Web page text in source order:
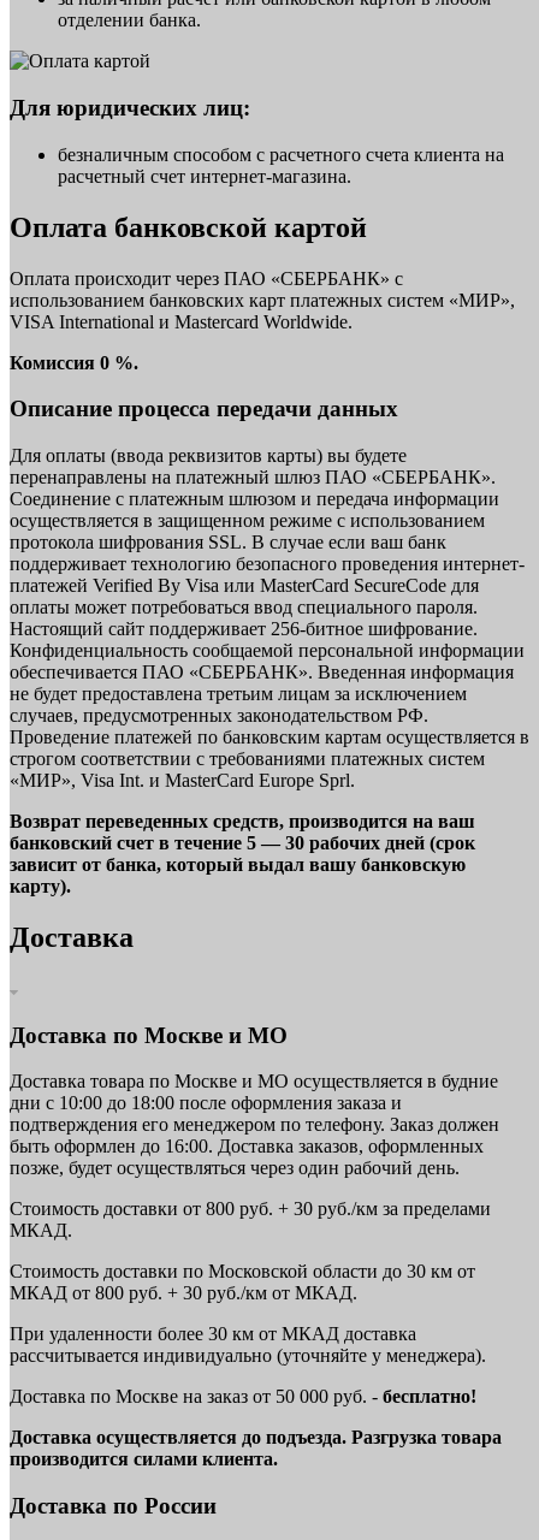
отделении банка.
Для юридических лиц:
безналичным способом с расчетного счета клиента на
расчетный счет интернет-магазина.
Оплата банковской картой
Оплата происходит через ПАО «СБЕРБАНК» с
использованием банковских карт платежных систем «МИР»,
VISA International и Mastercard Worldwide.
Комиссия 0 %.
Описание процесса передачи данных
Для оплаты (ввода реквизитов карты) вы будете
перенаправлены на платежный шлюз ПАО «СБЕРБАНК».
Соединение с платежным шлюзом и передача информации
осуществляется в защищенном режиме с использованием
протокола шифрования SSL. В случае если ваш банк
поддерживает технологию безопасного проведения интернет-
платежей Verified By Visa или MasterCard SecureCode для
оплаты может потребоваться ввод специального пароля.
Настоящий сайт поддерживает 256-битное шифрование.
Конфиденциальность сообщаемой персональной информации
обеспечивается ПАО «СБЕРБАНК». Введенная информация
не будет предоставлена третьим лицам за исключением
случаев, предусмотренных законодательством РФ.
Проведение платежей по банковским картам осуществляется в
строгом соответствии с требованиями платежных систем
«МИР», Visa Int. и MasterCard Europe Sprl.
Возврат переведенных средств, производится на ваш
банковский счет в течение 5 — 30 рабочих дней (срок
зависит от банка, который выдал вашу банковскую
карту).
Доставка
Доставка по Москве и МО
Доставка товара по Москве и МО осуществляется в будние
дни с 10:00 до 18:00 после оформления заказа и
подтверждения его менеджером по телефону. Заказ должен
быть оформлен до 16:00. Доставка заказов, оформленных
позже, будет осуществляться через один рабочий день.
Стоимость доставки от 800 руб. + 30 руб./км за пределами
МКАД.
Стоимость доставки по Московской области до 30 км от
МКАД от 800 руб. + 30 руб./км от МКАД.
При удаленности более 30 км от МКАД доставка
рассчитывается индивидуально (уточняйте у менеджера).
Доставка по Москве на заказ от 50 000 руб. - бесплатно!
Доставка осуществляется до подъезда. Разгрузка товара
производится силами клиента.
Доставка по России